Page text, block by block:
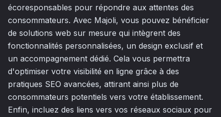
écoresponsables pour répondre aux attentes des
consommateurs. Avec Majoli, vous pouvez bénéficier
de solutions web sur mesure qui intègrent des
fonctionnalités personnalisées, un design exclusif et
un accompagnement dédié. Cela vous permettra
d'optimiser votre visibilité en ligne grâce à des
pratiques SEO avancées, attirant ainsi plus de
consommateurs potentiels vers votre établissement.
Enfin, incluez des liens vers vos réseaux sociaux pour